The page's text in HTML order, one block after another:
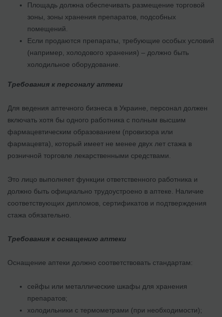
Площадь должна обеспечивать размещение торговой
зоны, зоны хранения препаратов, подсобных
помещений.
Если продаются препараты, требующие особых условий
(например, холодового хранения) – должно быть
холодильное оборудование.
Требования к персоналу аптеки
Для ведения аптечного бизнеса в Украине, персонал должен
включать хотя бы одного работника с полным высшим
фармацевтическим образованием (провизора или
фармацевта), который имеет не менее двух лет стажа в
розничной торговле лекарственными средствами.
Это лицо выполняет функции ответственного работника и
должно быть официально трудоустроено в аптеке. Наличие
соответствующих дипломов, сертификатов и подтверждения
стажа обязательно.
Требования к оснащению аптеки
Оснащение аптеки должно соответствовать стандартам:
сейфы или металлические шкафы для хранения
препаратов;
холодильники с термометрами (при необходимости);